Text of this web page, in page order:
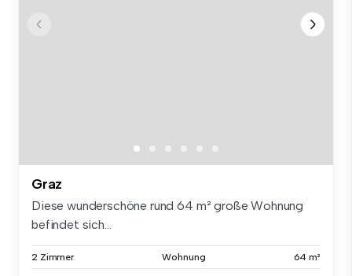
Graz
Diese wunderschöne rund 64 m² große Wohnung
befindet sich...
2 Zimmer Wohnung 64 m²